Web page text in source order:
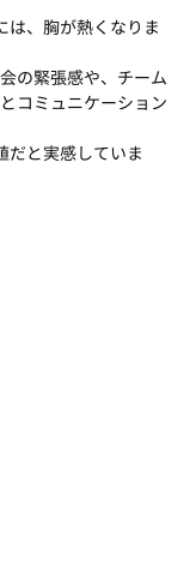
は、胸が熱くなりま
の緊張感や、チーム
コミュニケーション
だと実感していま